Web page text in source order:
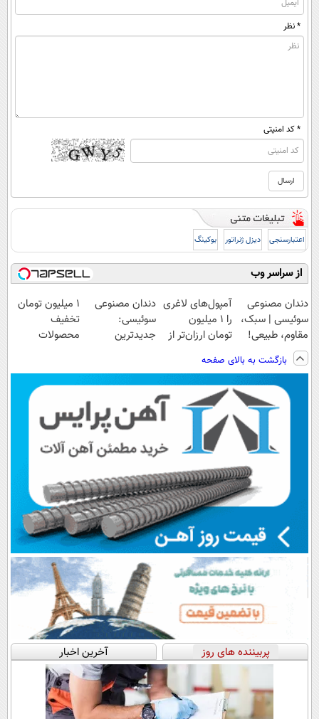
* نظر
* کد امنیتی
اعتبارسنجی دیزل ژنراتور بوکینگ
از سراسر وب
دندان مصنوعی
سوئیسی | سبک،
مقاوم، طبیعی!
ویزیت
رایگان+پرداخت
اقساطی😍
آمپول‌های لاغری
را ۱ میلیون
تومان ارزان‌تر از
دندان مصنوعی
سوئیسی:
جدیدترین
پرداخت قسطی
۱ میلیون تومان
تخفیف
محصولات
شروع کاهش
بازگشت به بالای صفحه
پربیننده های روز آخرین اخبار